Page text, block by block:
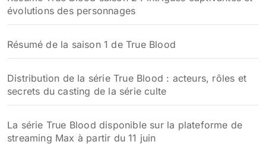
évolutions des personnages
Résumé de la saison 1 de True Blood
Distribution de la série True Blood : acteurs, rôles et
secrets du casting de la série culte
La série True Blood disponible sur la plateforme de
streaming Max à partir du 11 juin